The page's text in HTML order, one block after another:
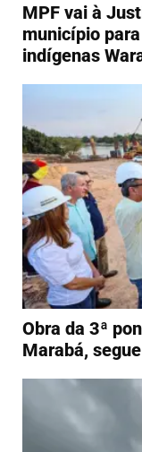
MPF vai à
município
indígenas
Obra da 3ª
Marabá,